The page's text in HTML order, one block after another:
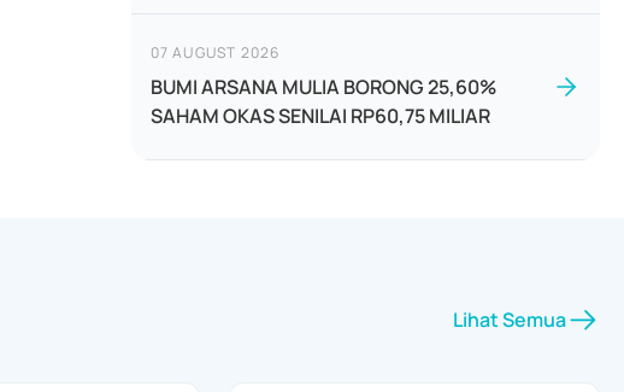
07 AUGUST 2026
BUMI ARSANA MULIA BORONG 25,60%
SAHAM OKAS SENILAI RP60,75 MILIAR
Lihat Semua